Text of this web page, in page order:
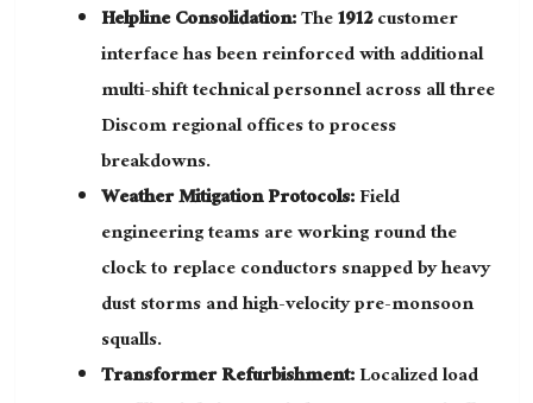
Helpline Consolidation:The1912customer
interface has been reinforced with additional
multi-shift technical personnel across all three
Discom regional offices to process
breakdowns.
Weather Mitigation Protocols:Field
engineering teams are working round the
clock to replace conductors snapped by heavy
dust storms and high-velocity pre-monsoon
squalls.
Transformer Refurbishment:Localized load